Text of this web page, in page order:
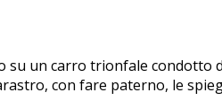
un carro trionfale condotto
con fare paterno, le